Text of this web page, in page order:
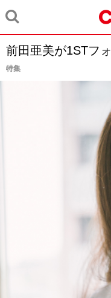
前田亜美が1STフ
特集